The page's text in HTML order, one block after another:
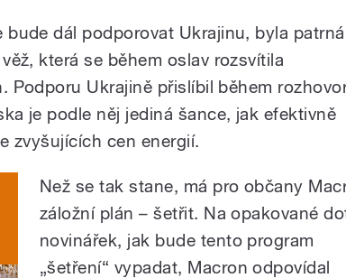
bude dál podporovat Ukrajinu, byla
která se během oslav rozsvítila
Podporu Ukrajině přislíbil během
je podle něj jediná šance, jak efektivně
zvyšujících cen energií.
Než se tak stane, má pro občany
záložní plán – šetřit. Na opakované
novinářek, jak bude tento program
„šetření“ vypadat, Macron odpovídal